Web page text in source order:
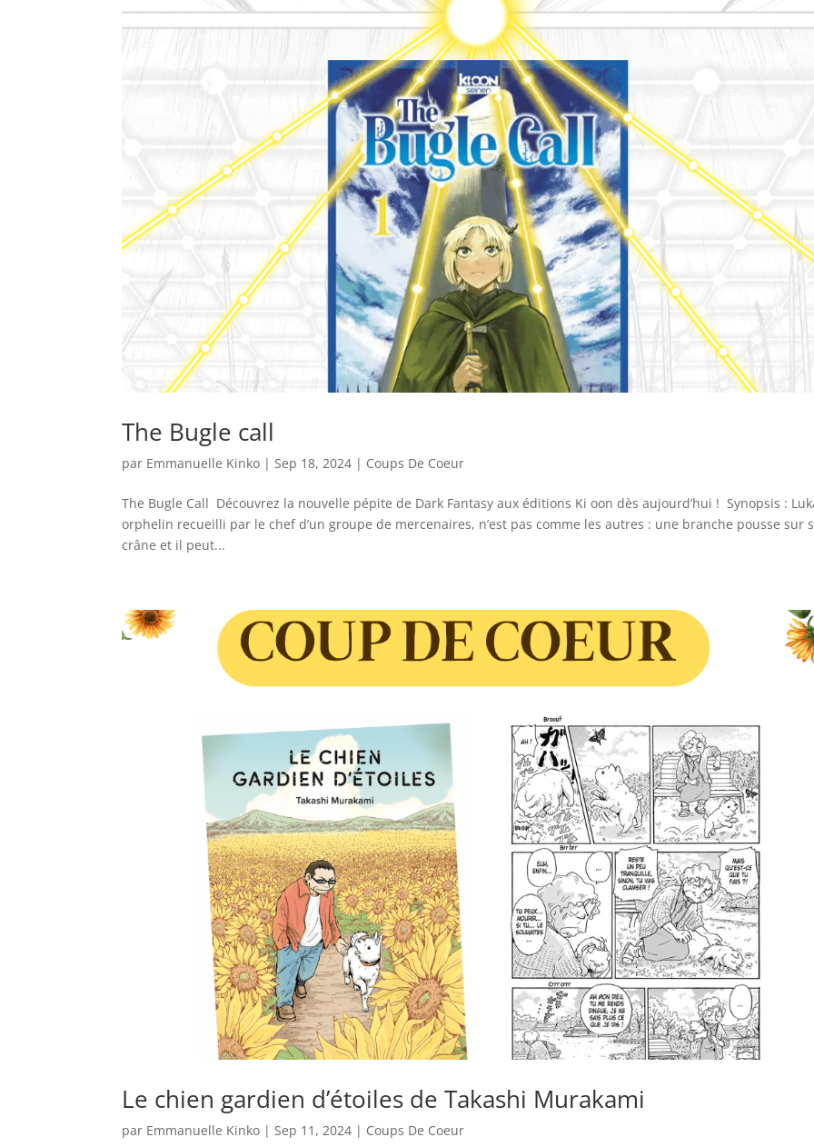
The Bugle call
par Emmanuelle Kinko |Sep 18, 2024 | Coups De Coeur
The Bugle Call ️ Découvrez la nouvelle pépite de Dark Fantasy aux éditions Ki oon dès aujourd’hui ! Synopsis :
orphelin recueilli par le chef d’un groupe de mercenaires, n’est pas comme les autres : une branche pousse sur
crâne et il peut...
Le chien gardien d’étoiles de Takashi Murakami
par Emmanuelle Kinko | Sep 11, 2024 | Coups De Coeur